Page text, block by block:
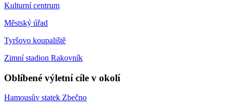
Kulturní centrum
Městský úřad
Tyršovo koupaliště
Zimní stadion Rakovník
Oblíbené výletní cíle v okolí
Hamousův statek Zbečno